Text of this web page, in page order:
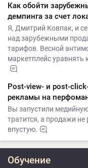
Как обойти
демпинга за счет
Я, Дмитрий Ковпак, и
над зарубежными
тарифов. Весной
маркетплейс уравнять
Post-view- и post-
рекламы на
Вы запустили
тратится, а продажи не
впустую.
Обучение